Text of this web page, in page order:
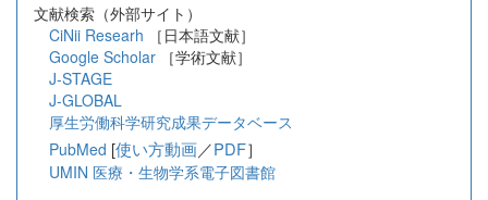
文献検索（外部サイト）
CiNii Researh ［日本語文献］
Google Scholar
［学術文献］
J-STAGE
J-GLOBAL
厚生労働科学研究成果データベース
PubMed [使い方動画／PDF］
UMIN 医療・生物学系電子図書館